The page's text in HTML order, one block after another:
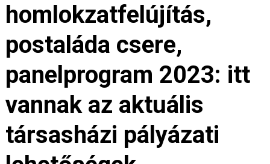
homlokzatfelújítás,
postaláda csere,
panelprogram 2023: itt
vannak az aktuális
társasházi pályázati